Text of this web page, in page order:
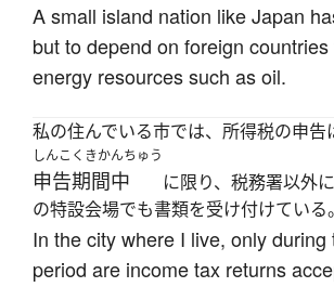
A small island nation like Japan
but to depend on foreign
energy resources such as oil.
私の住んでいる市では、所得税の申告
しんこくきかんちゅう
申告期間中 に限り、税務署以外
の特設会場でも書類を受け付けている。
In the city where I live, only during
period are income tax returns